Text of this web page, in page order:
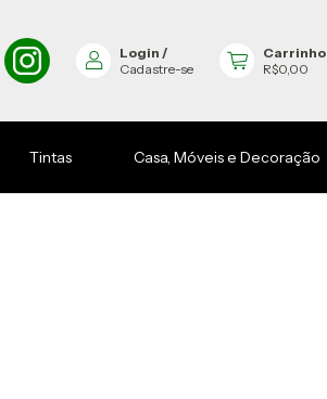
Login /
Cadastre-se
Carrinho
R$0,00
Tintas Casa, Móveis e Decoração